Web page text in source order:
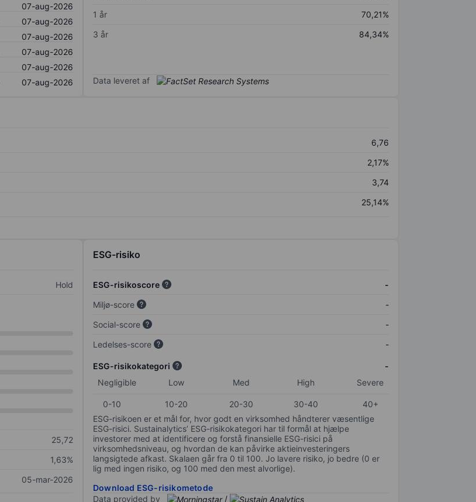
07-aug-2026
07-aug-2026
07-aug-2026
07-aug-2026
07-aug-2026
07-aug-2026
1 år
70,21%
3 år
84,34%
Data leveret af
6,76
2,17%
3,74
25,14%
Hold
25,72
1,63%
05-mar-2026
ESG-risiko
ESG-risikoscore
-
Miljø-score
-
Social-score
-
Ledelses-score
-
ESG-risikokategori
-
Negligible
Low Med High Severe
0-10 10-20 20-30 30-40
40+
ESG-risikoen er et mål for, hvor godt en virksomhed håndterer væsentlige
ESG-risici. Sustainalytics’ ESG-risikokategori har til formål at hjælpe
investorer med at identificere og forstå finansielle ESG-risici på
virksomhedsniveau, og hvordan de kan påvirke aktieinvesteringers
langsigtede afkast. Skalaen går fra 0 til 100. Jo lavere risiko, jo bedre (0 er
lig med ingen risiko, og 100 med den mest alvorlige).
Download ESG-risikometode
Data provided by
/